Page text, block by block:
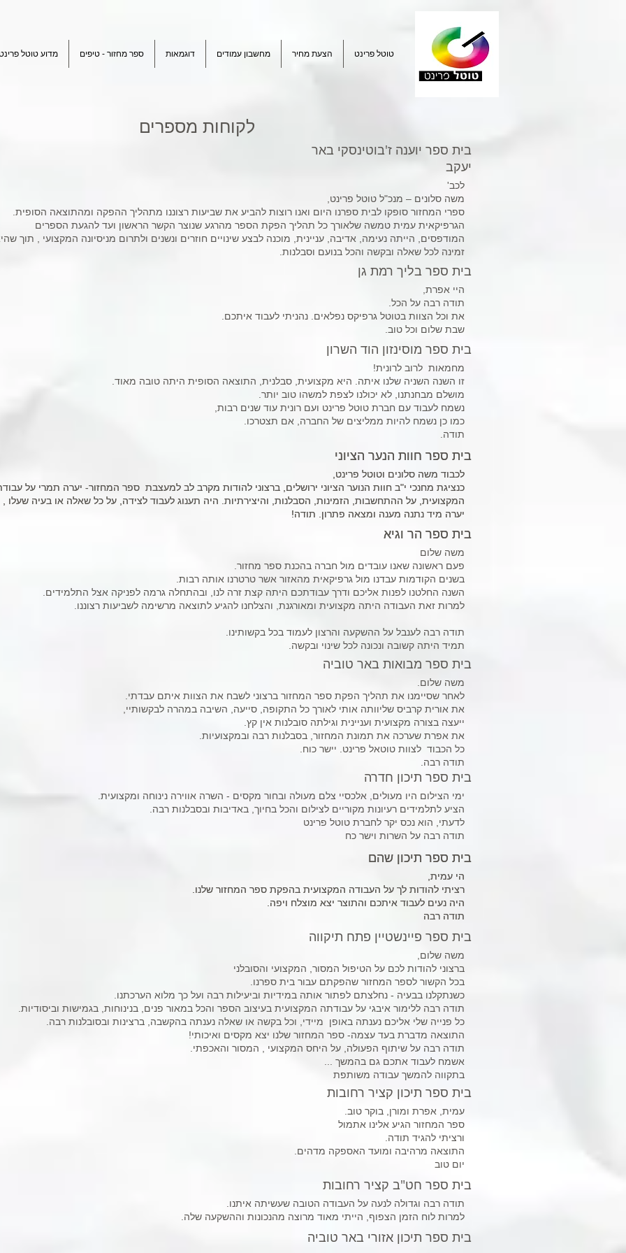
טוטל פרינט הצעת מחיר מחשבון עמודים דוגמאות ספר מחזור - טיפים מדוע טוטל
לקוחות מספרים
בית ספר יוענה ז'בוטינסקי באר
יעקב
לכב'
משה סלונים – מנכ"ל טוטל פרינט,
ספרי המחזור סופקו לבית ספרנו היום ואנו רוצות להביע את שביעות רצוננו מתהליך ההפקה ומהתוצאה הסופית.
הגרפיקאית עמית טמשה שלאורך כל תהליך הפקת הספר מהרגע שנוצר הקשר הראשון ועד להגעת הספרים
המודפסים, הייתה נעימה, אדיבה, עניינית, מוכנה לבצע שינויים חוזרים ונשנים ולתרום מניסיונה המקצועי , תוך
זמינה לכל שאלה ובקשה והכל בנועם וסבלנות.
בית ספר בליך רמת גן
היי אפרת,
תודה רבה על הכל.
את וכל הצוות בטוטל גרפיקס נפלאים. נהניתי לעבוד איתכם.
שבת שלום וכל טוב.
בית ספר מוסינזון הוד השרון
מחמאות לרוב לרונית!
זו השנה השניה שלנו איתה. היא מקצועית, סבלנית, התוצאה הסופית היתה טובה מאוד.
מושלם מבחנתנו, לא יכולנו לצפת למשהו טוב יותר.
נשמח לעבוד עם חברת טוטל פרינט ועם רונית עוד שנים רבות,
כמו כן נשמח להיות ממליצים של החברה, אם תצטרכו.
תודה.
בית ספר חוות הנער הציוני
בית ספר חוות הנער הציוני
לכבוד משה סלונים וטוטל פרינט,
כנציגת מחנכי י"ב חוות הנוער הציוני ירושלים, ברצוני להודות מקרב לב למעצבת ספר המחזור- יערה תמרי על
המקצועית, על ההתחשבות, הזמינות, הסבלנות, והיצירתיות. היה תענוג לעבוד לצידה, על כל שאלה או בעיה שעלו ,
יערה מיד נתנה מענה ומצאה פתרון. תודה!
לכבוד משה סלונים וטוטל פרינט,
כנציגת מחנכי י"ב חוות הנוער הציוני ירושלים, ברצוני להודות מקרב לב למעצבת ספר המחזור- יערה תמרי על
המקצועית, על ההתחשבות, הזמינות, הסבלנות, והיצירתיות. היה תענוג לעבוד לצידה, על כל שאלה או בעיה שעלו ,
יערה מיד נתנה מענה ומצאה פתרון. תודה!
בית ספר הר וגיא
בית ספר הר וגיא
משה שלום
פעם ראשונה שאנו עובדים מול חברה בהכנת ספר מחזור.
בשנים הקודמות עבדנו מול גרפיקאית מהאזור אשר טרטרנו אותה רבות.
השנה החלטנו לפנות אליכם ודרך עבודתכם היתה קצת זרה לנו, ובהתחלה גרמה לפניקה אצל התלמידים.
למרות זאת העבודה היתה מקצועית ומאורגנת, והצלחנו להגיע לתוצאה מרשימה לשביעות רצוננו.
תודה רבה לענבל על ההשקעה והרצון לעמוד בכל בקשותינו.
תמיד היתה קשובה ונכונה לכל שינוי ובקשה.
בית ספר מבואות באר טוביה
משה שלום.
לאחר שסיימנו את תהליך הפקת ספר המחזור ברצוני לשבח את הצוות איתם עבדתי.
את אורית קרביס שליוותה אותי לאורך כל התקופה, סייעה, השיבה במהרה לבקשותיי,
ייעצה בצורה מקצועית ועניינית וגילתה סובלנות אין קץ.
את אפרת שערכה את תמונת המחזור, בסבלנות רבה ובמקצועיות.
כל הכבוד לצוות טוטאל פרינט. יישר כוח.
תודה רבה.
בית ספר תיכון חדרה
ימי הצילום היו מעולים, אלכסיי צלם מעולה ובחור מקסים - השרה אווירה נינוחה ומקצועית.
הציע לתלמידים רעיונות מקוריים לצילום והכל בחיוך, באדיבות ובסבלנות רבה.
לדעתי, הוא נכס יקר לחברת טוטל פרינט
תודה רבה על השרות וישר כח
בית ספר תיכון שהם
בית ספר תיכון שהם
הי עמית,
רציתי להודות לך על העבודה המקצועית בהפקת ספר המחזור שלנו.
היה נעים לעבוד איתכם והתוצר יצא מוצלח ויפה.
תודה רבה
הי עמית,
רציתי להודות לך על העבודה המקצועית בהפקת ספר המחזור שלנו.
היה נעים לעבוד איתכם והתוצר יצא מוצלח ויפה.
תודה רבה
בית ספר פיינשטיין פתח תיקווה
משה שלום,
ברצוני להודות לכם על הטיפול המסור, המקצועי והסובלני
בכל הקשור לספר המחזור שהפקתם עבור בית ספרנו.
כשנתקלנו בבעיה - נחלצתם לפתור אותה במידיות וביעילות רבה ועל כך מלוא הערכתנו.
תודה רבה ללימור איבגי על עבודתה המקצועית בעיצוב הספר והכל במאור פנים, בנינוחות, בגמישות וביסודיות.
כל פנייה שלי אליכם נענתה באופן מיידי, וכל בקשה או שאלה נענתה בהקשבה, ברצינות ובסובלנות רבה.
התוצאה מדברת בעד עצמה- ספר המחזור שלנו יצא מקסים ואיכותי!
תודה רבה על שיתוף הפעולה, על היחס המקצועי , המסור והאכפתי.
אשמח לעבוד אתכם גם בהמשך ...
בתקווה להמשך עבודה משותפת
בית ספר תיכון קציר רחובות
עמית, אפרת ומורן, בוקר טוב.
ספר המחזור הגיע אלינו אתמול
ורציתי להגיד תודה.
התוצאה מרהיבה ומועד האספקה מדהים.
יום טוב
בית ספר חט"ב קציר רחובות
תודה רבה וגדולה לנעה על העבודה הטובה שעשיתה איתנו.
למרות לוח הזמן הצפוף, הייתי מאוד מרוצה מהנכונות וההשקעה שלה.
בית ספר תיכון אזורי באר טוביה